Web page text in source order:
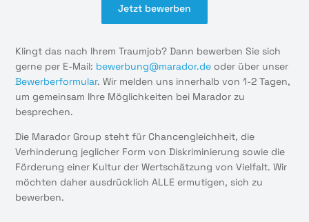
Jetzt bewerben
Klingt das nach Ihrem Traumjob? Dann bewerben Sie sich
gerne per E-Mail: bewerbung@marador.de oder über unser
Bewerberformular. Wir melden uns innerhalb von 1-2 Tagen,
um gemeinsam Ihre Möglichkeiten bei Marador zu
besprechen.
Die Marador Group steht für Chancengleichheit, die
Verhinderung jeglicher Form von Diskriminierung sowie die
Förderung einer Kultur der Wertschätzung von Vielfalt. Wir
möchten daher ausdrücklich ALLE ermutigen, sich zu
bewerben.